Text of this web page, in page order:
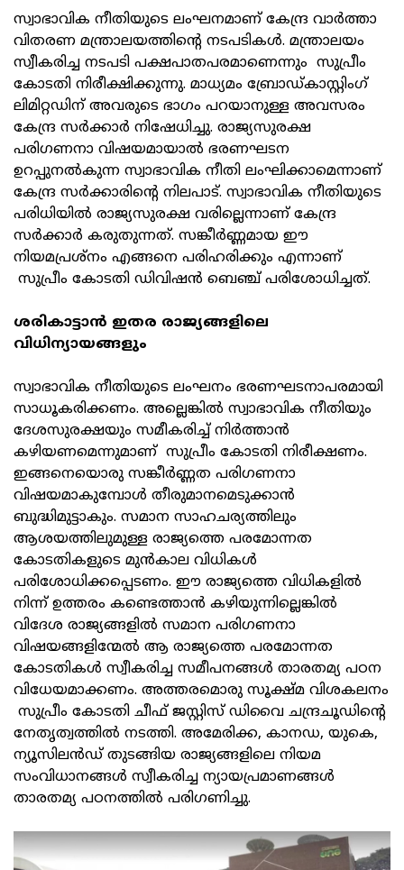
സ്വാഭാവിക നീതിയുടെ ലംഘനമാണ് കേന്ദ്ര വാര്‍ത്താ
വിതരണ മന്ത്രാലയത്തിന്റെ നടപടികള്‍. മന്ത്രാലയം
സ്വീകരിച്ച നടപടി പക്ഷപാതപരമാണെന്നും സുപ്രീം
കോടതി നിരീക്ഷിക്കുന്നു. മാധ്യമം ബ്രോഡ്കാസ്റ്റിംഗ്
ലിമിറ്റഡിന് അവരുടെ ഭാഗം പറയാനുള്ള അവസരം
കേന്ദ്ര സര്‍ക്കാര്‍ നിഷേധിച്ചു. രാജ്യസുരക്ഷ
പരിഗണനാ വിഷയമായാല്‍ ഭരണഘടന
ഉറപ്പുനല്‍കുന്ന സ്വാഭാവിക നീതി ലംഘിക്കാമെന്നാണ്
കേന്ദ്ര സര്‍ക്കാരിന്റെ നിലപാട്. സ്വാഭാവിക നീതിയുടെ
പരിധിയില്‍ രാജ്യസുരക്ഷ വരില്ലെന്നാണ് കേന്ദ്ര
സര്‍ക്കാര്‍ കരുതുന്നത്. സങ്കീര്‍ണ്ണമായ ഈ
നിയമപ്രശ്‌നം എങ്ങനെ പരിഹരിക്കും എന്നാണ്
സുപ്രീം കോടതി ഡിവിഷന്‍ ബെഞ്ച് പരിശോധിച്ചത്.
ശരികാട്ടാന്‍ ഇതര രാജ്യങ്ങളിലെ
വിധിന്യായങ്ങളും
സ്വാഭാവിക നീതിയുടെ ലംഘനം ഭരണഘടനാപരമായി
സാധൂകരിക്കണം. അല്ലെങ്കില്‍ സ്വാഭാവിക നീതിയും
ദേശസുരക്ഷയും സമീകരിച്ച് നിര്‍ത്താന്‍
കഴിയണമെന്നുമാണ് സുപ്രീം കോടതി നിരീക്ഷണം.
ഇങ്ങനെയൊരു സങ്കീര്‍ണ്ണത പരിഗണനാ
വിഷയമാകുമ്പോള്‍ തീരുമാനമെടുക്കാന്‍
ബുദ്ധിമുട്ടാകും. സമാന സാഹചര്യത്തിലും
ആശയത്തിലുമുള്ള രാജ്യത്തെ പരമോന്നത
കോടതികളുടെ മുന്‍കാല വിധികള്‍
പരിശോധിക്കപ്പെടണം. ഈ രാജ്യത്തെ വിധികളില്‍
നിന്ന് ഉത്തരം കണ്ടെത്താന്‍ കഴിയുന്നില്ലെങ്കില്‍
വിദേശ രാജ്യങ്ങളില്‍ സമാന പരിഗണനാ
വിഷയങ്ങളിന്മേല്‍ ആ രാജ്യത്തെ പരമോന്നത
കോടതികള്‍ സ്വീകരിച്ച സമീപനങ്ങള്‍ താരതമ്യ പഠന
വിധേയമാക്കണം. അത്തരമൊരു സൂക്ഷ്മ വിശകലനം
സുപ്രീം കോടതി ചീഫ് ജസ്റ്റിസ് ഡിവൈ ചന്ദ്രചൂഡിന്റെ
നേതൃത്വത്തില്‍ നടത്തി. അമേരിക്ക, കാനഡ, യുകെ,
ന്യൂസിലന്‍ഡ് തുടങ്ങിയ രാജ്യങ്ങളിലെ നിയമ
സംവിധാനങ്ങള്‍ സ്വീകരിച്ച ന്യായപ്രമാണങ്ങള്‍
താരതമ്യ പഠനത്തില്‍ പരിഗണിച്ചു.